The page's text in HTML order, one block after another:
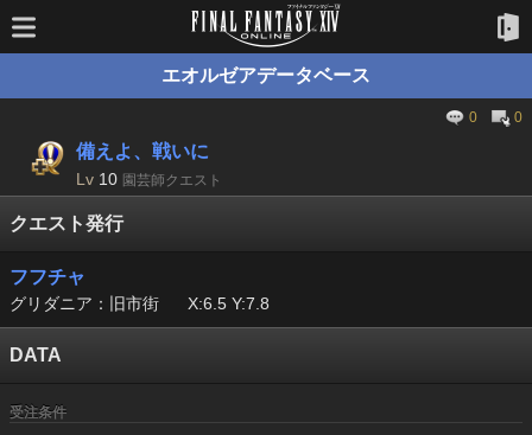
エオルゼアデータベース
0 0
備えよ、戦いに
Lv 10 園芸師クエスト
クエスト発行
フフチャ
グリダニア：旧市街 X:6.5 Y:7.8
DATA
受注条件